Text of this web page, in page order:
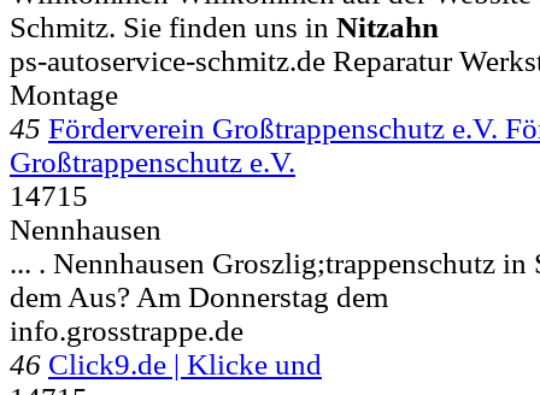
Schmitz. Sie finden uns in Nitzahn
ps-autoservice-schmitz.de Reparatur
Montage
45 Förderverein Großtrappenschutz e.V.
Großtrappenschutz e.V.
14715
Nennhausen
... . Nennhausen Groszlig;trappenschutz in
dem Aus? Am Donnerstag dem
info.grosstrappe.de
46 Click9.de | Klicke und